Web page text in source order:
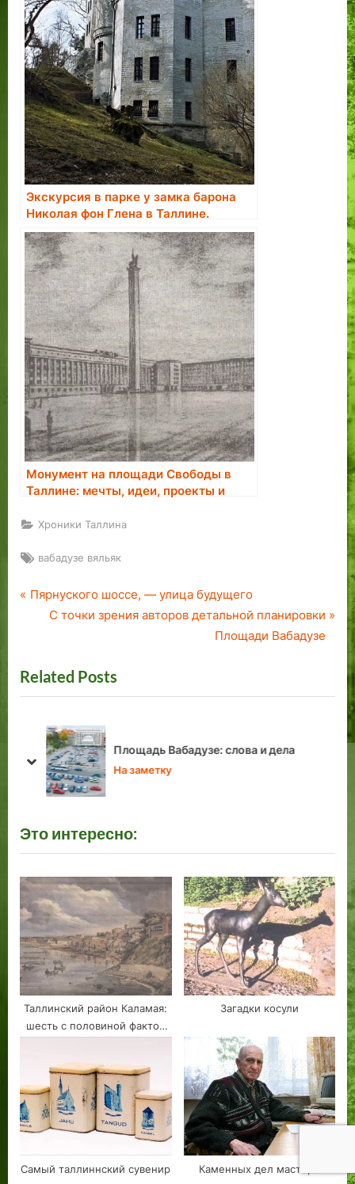
Экскурсия в парке у замка барона
Николая фон Глена в Таллине.
Бронирование экскурсии.
Монумент на площади Свободы в
Таллине: мечты, идеи, проекты и
Хроники Таллина
Tags:
вабадузе вяльяк
Навигация
P
i
o
P
:
Пярнуского шоссе, — улица будущего
N
t
P
s
t
:
С точки зрения авторов детальной планировки
Площади Вабадузе
Related Posts
Площадь Вабадузе: слова и дела
На заметку
prev
next
Это интересно:
Таллинский район Каламая:
шесть с половиной фактов
Загадки косули
Самый таллиннский сувенир Каменных дел мастера